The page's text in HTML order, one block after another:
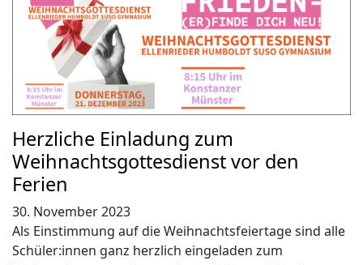
Herzliche Einladung zum
Weihnachtsgottesdienst vor den
Ferien
30. November 2023
Als Einstimmung auf die Weihnachtsfeiertage sind alle
Schüler:innen ganz herzlich eingeladen zum